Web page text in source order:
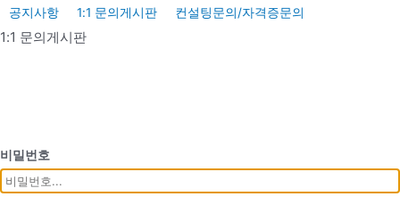
공지사항 1:1 문의게시판 컨설팅문의/자격증문의
1:1 문의게시판
비밀번호